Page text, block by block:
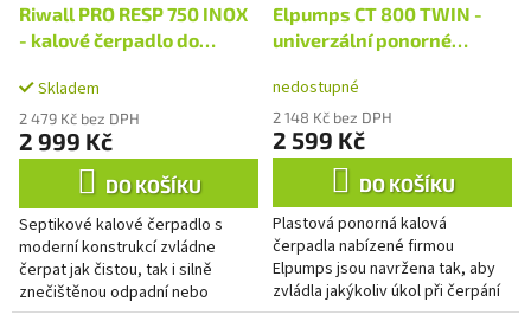
Riwall PRO RESP 750 INOX
- kalové čerpadlo do
průtokem
Skladem
2 479 Kč bez DPH
2 999 Kč
DO KOŠÍKU
Septikové kalové čerpadlo s
moderní konstrukcí zvládne
čerpat jak čistou, tak i silně
znečištěnou odpadní nebo
splaškovou vodu z nádrží,
Elpumps CT 800 TWIN -
univerzální ponorné
nedostupné
2 148 Kč bez DPH
2 599 Kč
DO KOŠÍKU
Plastová ponorná kalová
čerpadla nabízené firmou
Elpumps jsou navržena tak, aby
zvládla jakýkoliv úkol při čerpání
čisté nebo znečištěné vody. Tělo